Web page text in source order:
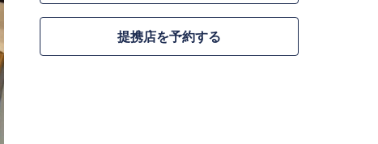
提携店を予約する